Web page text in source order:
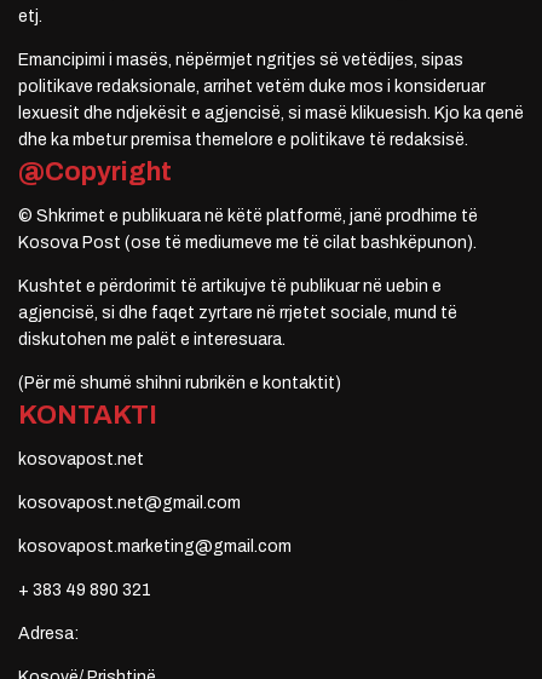
etj.
Emancipimi i masës, nëpërmjet ngritjes së vetëdijes, sipas
politikave redaksionale, arrihet vetëm duke mos i konsideruar
lexuesit dhe ndjekësit e agjencisë, si masë klikuesish. Kjo ka qenë
dhe ka mbetur premisa themelore e politikave të redaksisë.
@Copyright
© Shkrimet e publikuara në këtë platformë, janë prodhime të
Kosova Post (ose të mediumeve me të cilat bashkëpunon).
Kushtet e përdorimit të artikujve të publikuar në uebin e
agjencisë, si dhe faqet zyrtare në rrjetet sociale, mund të
diskutohen me palët e interesuara.
(Për më shumë shihni rubrikën e kontaktit)
KONTAKTI
kosovapost.net
kosovapost.net@gmail.com
kosovapost.marketing@gmail.com
+ 383 49 890 321
Adresa: